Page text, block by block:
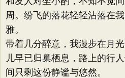
周。纷飞的落花轻轻沾落在
雅。
带着几分醉意，我漫步在月
儿早已归巢栖息，路上的行
间只剩这份静谧与悠然。